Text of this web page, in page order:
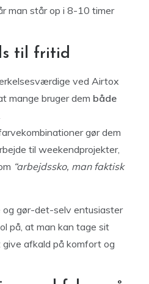
man står op i 8-10 timer
til fritid
ved Airtox
mange bruger dem både
gør dem
til weekendprojekter,
“arbejdssko, man faktisk
gør-det-selv entusiaster
på, at man kan tage sit
afkald på komfort og